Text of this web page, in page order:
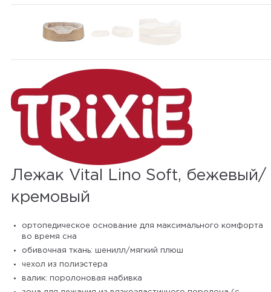
Лежак Vital Lino Soft, бежевый/
кремовый
ортопедическое основание для максимального комфорта
во время сна
обивочная ткань: шенилл/мягкий плюш
чехол из полиэстера
валик: поролоновая набивка